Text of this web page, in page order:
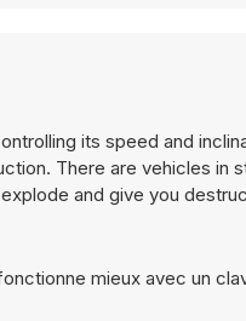
its speed and
There are vehicles in
and give you
mieux avec un